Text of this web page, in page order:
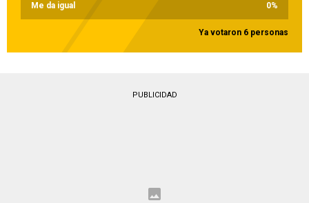
Me da igual 0%
Ya votaron 6 personas
PUBLICIDAD